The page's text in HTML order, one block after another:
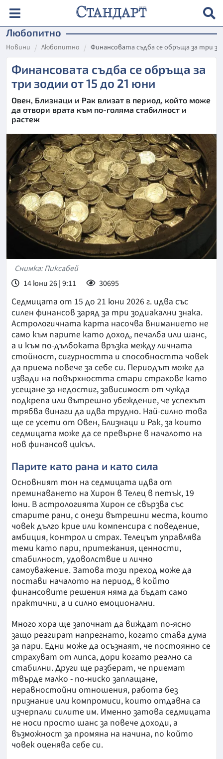
Любопитно
Новини Любопитно Финансовата съдба се обръща за три
Финансовата съдба се обръща за
три зодии от 15 до 21 юни
Овен, Близнаци и Рак влизат в период, който може
да отвори врата към по-голяма стабилност и
растеж
Снимка: Пиксабей
14 юни 26 | 9:11
30695
Седмицата от 15 до 21 юни 2026 г. идва със
силен финансов заряд за три зодиакални знака.
Астрологичната карта насочва вниманието не
само към парите като доход, печалба или шанс,
а и към по-дълбоката връзка между личната
стойност, сигурността и способността човек
да приема повече за себе си. Периодът може да
извади на повърхността стари страхове като
усещане за недостиг, зависимост от чужда
подкрепа или вътрешно убеждение, че успехът
трябва винаги да идва трудно. Най-силно това
ще се усети от Овен, Близнаци и Рак, за които
седмицата може да се превърне в началото на
нов финансов цикъл.
Парите като рана и като сила
Основният тон на седмицата идва от
преминаването на Хирон в Телец в петък, 19
юни. В астрологията Хирон се свързва със
старите рани, с онези вътрешни места, които
човек дълго крие или компенсира с поведение,
амбиция, контрол и страх. Телецът управлява
теми като пари, притежания, ценности,
стабилност, удоволствие и лично
самоуважение. Затова този преход може да
постави началото на период, в който
финансовите решения няма да бъдат само
практични, а и силно емоционални.
Много хора ще започнат да виждат по-ясно
защо реагират напрегнато, когато става дума
за пари. Едни може да осъзнаят, че постоянно се
страхуват от липса, дори когато реално са
стабилни. Други ще разберат, че приемат
твърде малко - по-ниско заплащане,
неравностойни отношения, работа без
признание или компромиси, които отдавна са
изчерпали силите им. Именно затова седмицата
не носи просто шанс за повече доходи, а
възможност за промяна на начина, по който
човек оценява себе си.